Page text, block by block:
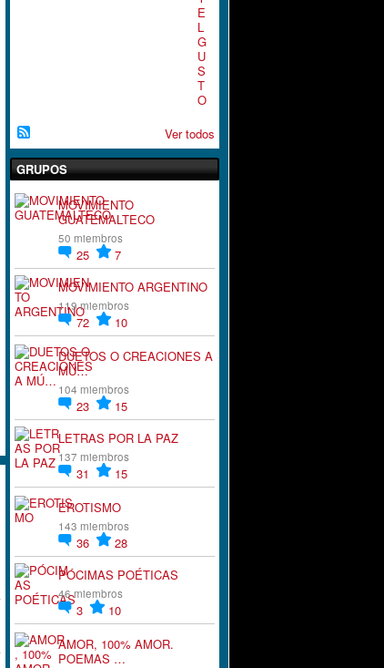
E
L
G
U
S
T
O
Ver todos
GRUPOS
MOVIMIENTO
GUATEMALTECO
50 miembros
25
7
MOVIMIENTO ARGENTINO
119 miembros
72
10
DUETOS O CREACIONES A
MÚ…
104 miembros
23
15
LETRAS POR LA PAZ
137 miembros
31
15
EROTISMO
143 miembros
36
28
PÓCIMAS POÉTICAS
46 miembros
3
10
AMOR, 100% AMOR.
POEMAS …